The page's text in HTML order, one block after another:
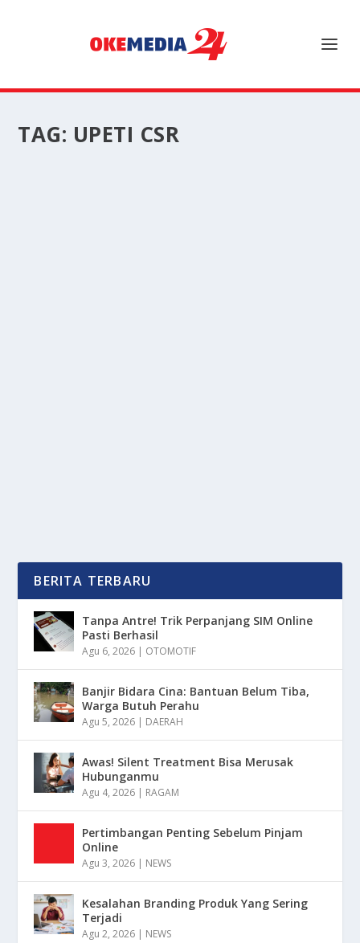
TAG: UPETI CSR
BERITA TERBARU
Tanpa Antre! Trik Perpanjang SIM Online
Pasti Berhasil
Agu 6, 2026 | OTOMOTIF
Banjir Bidara Cina: Bantuan Belum Tiba,
Warga Butuh Perahu
Agu 5, 2026 | DAERAH
Awas! Silent Treatment Bisa Merusak
Hubunganmu
Agu 4, 2026 | RAGAM
Pertimbangan Penting Sebelum Pinjam
Online
Agu 3, 2026 | NEWS
Kesalahan Branding Produk Yang Sering
Terjadi
Agu 2, 2026 | NEWS